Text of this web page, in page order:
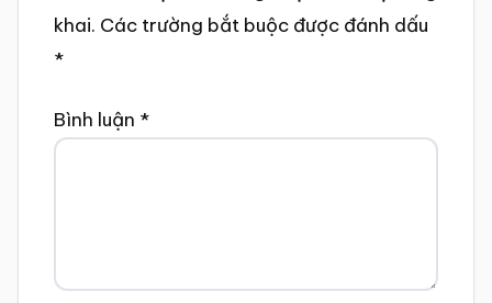
khai. Các trường bắt buộc được đánh dấu
*
Bình luận *